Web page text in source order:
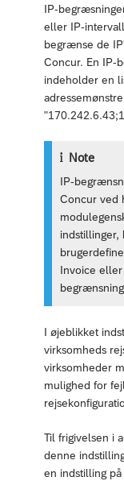
IP-
eller IP-
begrænse de
Concur. En IP-
indeholder en
Note
IP-
Concur ved
indstillinger,
Invoice eller
I øjeblikket
virksomheds
virksomheder
mulighed for
Til frigivelsen i
denne
en indstilling